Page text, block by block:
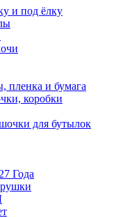
и под ёлку
пленка и бумага
коробки
для бутылок
Года